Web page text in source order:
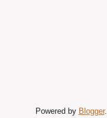
Powered by Blogger.